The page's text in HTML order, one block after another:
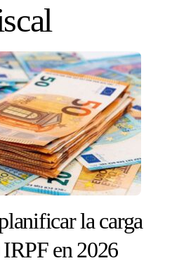
la carga
en 2026